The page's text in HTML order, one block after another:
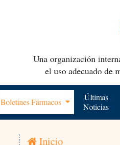
Una organización
el uso adecuado de
Boletines Fármacos
Últimas
Noticias
Inicio